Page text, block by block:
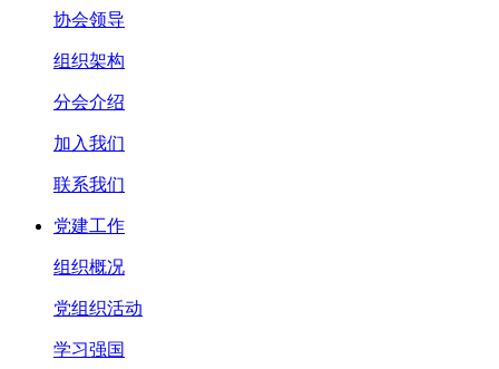
协会领导
组织架构
分会介绍
加入我们
联系我们
党建工作
组织概况
党组织活动
学习强国